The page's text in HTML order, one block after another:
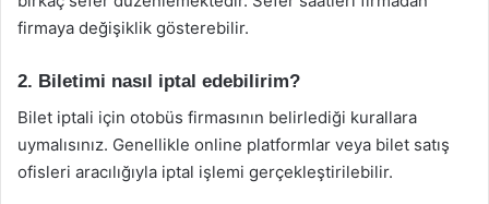
firmaya değişiklik gösterebilir.
2. Biletimi nasıl iptal edebilirim?
Bilet iptali için otobüs firmasının belirlediği kurallara
uymalısınız. Genellikle online platformlar veya bilet satış
ofisleri aracılığıyla iptal işlemi gerçekleştirilebilir.